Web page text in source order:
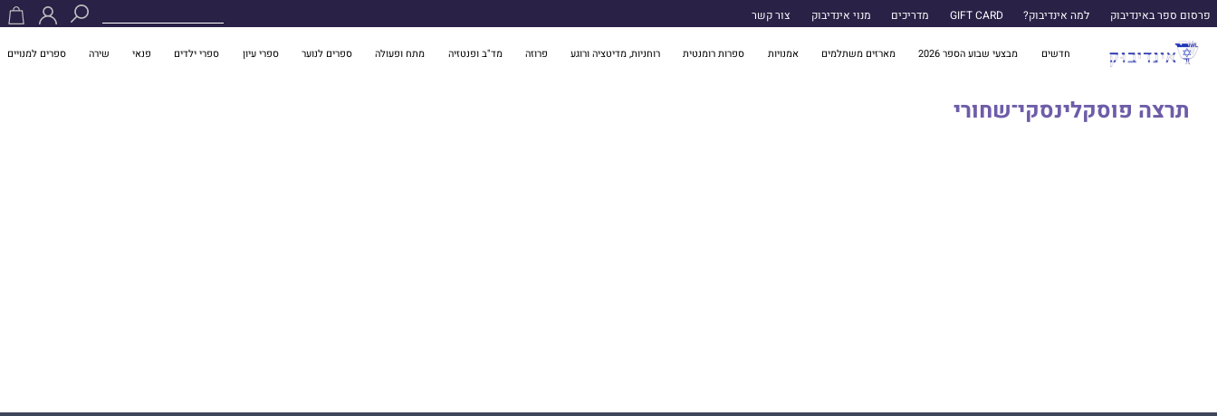
פרסום ספר באינדיבוק למה אינדיבוק? GIFT CARD מדריכים מנוי אינדיבוק צור קשר
חדשים מבצעי שבוע הספר 2026 מארזים משתלמים אמנויות ספרות רומנטית רוחניות, מדיטציה ורוגע פרוזה מד"ב ופנטזיה מתח ופעולה ספרים לנוער ספרי עיון ספרי ילדים פנאי שירה ספרים למנויים
תרצה פוסקלינסקי־שחורי